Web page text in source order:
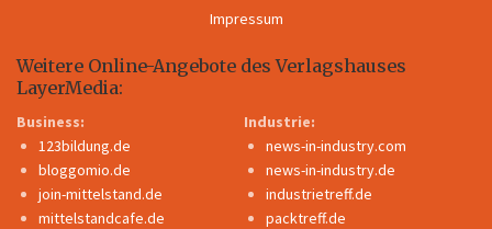
Impressum
Weitere Online-Angebote des Verlagshauses
LayerMedia:
Business:
123bildung.de
bloggomio.de
join-mittelstand.de
mittelstandcafe.de
Industrie:
news-in-industry.com
news-in-industry.de
industrietreff.de
packtreff.de